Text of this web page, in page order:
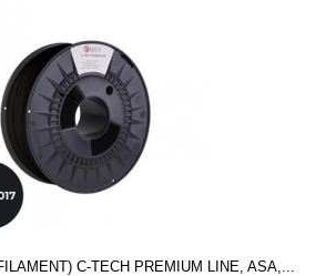
C-TECH PREMIUM LINE, ASA,...